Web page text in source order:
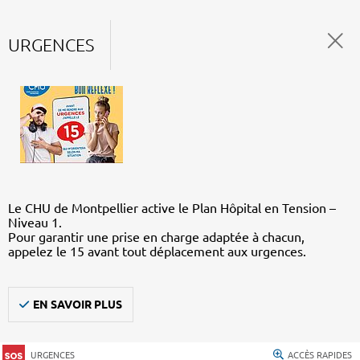
URGENCES
Le CHU de Montpellier active le Plan Hôpital en Tension –
Niveau 1.
Pour garantir une prise en charge adaptée à chacun,
appelez le 15 avant tout déplacement aux urgences.
EN SAVOIR PLUS
URGENCES ACCÈS RAPIDES